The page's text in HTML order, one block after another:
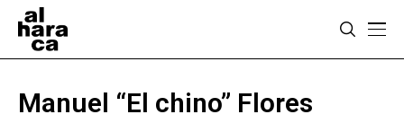
Manuel “El chino” Flores